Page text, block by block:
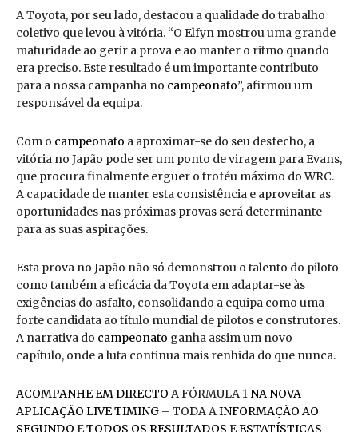
A Toyota, por seu lado, destacou a qualidade do trabalho
coletivo que levou à vitória. “O Elfyn mostrou uma grande
maturidade ao gerir a prova e ao manter o ritmo quando
era preciso. Este resultado é um importante contributo
para a nossa campanha no campeonato”, afirmou um
responsável da equipa.
Com o campeonato a aproximar-se do seu desfecho, a
vitória no Japão pode ser um ponto de viragem para Evans,
que procura finalmente erguer o troféu máximo do WRC.
A capacidade de manter esta consistência e aproveitar as
oportunidades nas próximas provas será determinante
para as suas aspirações.
Esta prova no Japão não só demonstrou o talento do piloto
como também a eficácia da Toyota em adaptar-se às
exigências do asfalto, consolidando a equipa como uma
forte candidata ao título mundial de pilotos e construtores.
A narrativa do campeonato ganha assim um novo
capítulo, onde a luta continua mais renhida do que nunca.
ACOMPANHE EM DIRECTO A FÓRMULA 1 NA NOVA
APLICAÇÃO LIVE TIMING – TODA AINFORMAÇÃO AO
SEGUNDO ETODOS OS RESULTADOS EESTATÍSTICAS